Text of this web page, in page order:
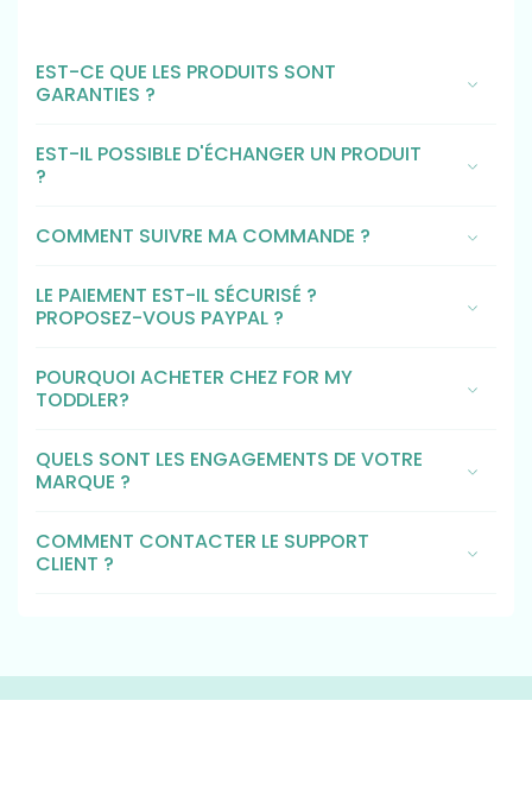
EST-CE QUE LES PRODUITS SONT
GARANTIES ?
EST-IL POSSIBLE D'ÉCHANGER UN PRODUIT
?
COMMENT SUIVRE MA COMMANDE ?
LE PAIEMENT EST-IL SÉCURISÉ ?
PROPOSEZ-VOUS PAYPAL ?
POURQUOI ACHETER CHEZ FOR MY
TODDLER?
QUELS SONT LES ENGAGEMENTS DE VOTRE
MARQUE ?
COMMENT CONTACTER LE SUPPORT
CLIENT ?